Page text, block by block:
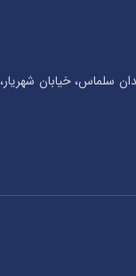
سلماس، خیابان شهریار،